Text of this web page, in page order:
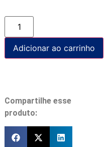
Adicionar ao carrinho
Compartilhe esse
produto: